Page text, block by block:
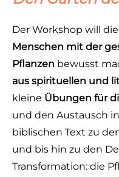
Der Workshop will die
Menschen mit der
Pflanzen bewusst
aus spirituellen und
kleine Übungen für
und den Austausch
biblischen Text zu
und bis hin zu den
Transformation: die